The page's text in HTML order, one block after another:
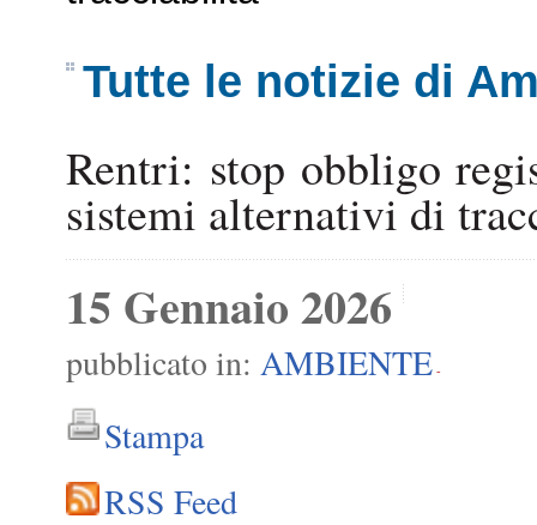
Tutte le notizie di
Rentri: stop obbligo
sistemi alternativi di
15 Gennaio 2026
pubblicato in: AMBIENTE -
Stampa
RSS Feed